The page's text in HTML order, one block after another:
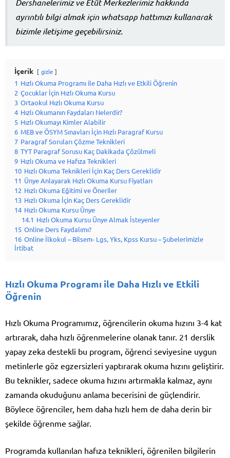
Dershanelerimiz ve Etüt Merkezlerimiz hakkında
ayrıntılı bilgi almak için whatsapp hattımızı kullanarak
bizimle iletişime geçebilirsiniz.
İçerik gizle
1 Hızlı Okuma Programı ile Daha Hızlı ve Etkili Öğrenin
2 Çocuklar İçin Hızlı Okuma Kursu
3 Ortaokul Hızlı Okuma Kursu
4 Hızlı Okumanın Faydaları Nelerdir?
5 Hızlı Okumayı Kimler Alabilir
6 MEB ve ÖSYM Sınavları İçin Hızlı Paragraf Kursu
7 Paragraf Soruları Çözme Teknikleri
8 TYT Paragraf Sorusu Kaç Dakikada Çözülmeli
9 Hızlı Okuma ve Hafıza Teknikleri
10 Hızlı Okuma Teknikleri İçin Kaç Ders Gereklidir
11 Ünye Anlayarak Hızlı Okuma Kursu Fiyatları
12 Hızlı Okuma Eğitimi ve Öneriler
13 Hızlı Okuma İçin Kaç Ders Gereklidir
14 Hızlı Okuma Kursu Ünye
14.1 Hızlı Okuma Kursu Ünye Almak İsteyenler
15 Online Ders Faydalımı?
16 Online İlkokul – Bilsem- Lgs, Yks, Kpss Kursu – Şubelerimizle
İrtibat
Hızlı Okuma Programı ile Daha Hızlı ve Etkili
Öğrenin
Hızlı Okuma Programımız, öğrencilerin okuma hızını 3-4 kat
artırarak, daha hızlı öğrenmelerine olanak tanır. 21 derslik
yapay zeka destekli bu program, öğrenci seviyesine uygun
metinlerle göz egzersizleri yaptırarak okuma hızını geliştirir.
Bu teknikler, sadece okuma hızını artırmakla kalmaz, aynı
zamanda okuduğunu anlama becerisini de güçlendirir.
Böylece öğrenciler, hem daha hızlı hem de daha derin bir
şekilde öğrenme sağlar.
Programda kullanılan hafıza teknikleri, öğrenilen bilgilerin